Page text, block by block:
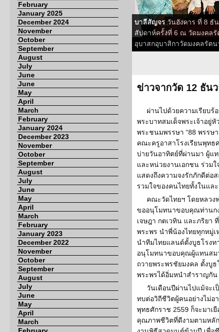
February
January 2025
December 2024
November
October
September
August
July
June
June
May
April
March
February
January 2024
December 2023
November
October
September
August
July
June
May
April
March
February
January 2023
December 2022
November
October
September
August
July
June
May
April
March
บาลีสัญจรวันอังคาร ที่ 8 ธั
สัปดาห์ครั้งที่ 6 ณ วัดมงคลรั
อุบาสกอุบาสิกาวัดมงคลรัต
ข่าวจากวัด 12 ธัน
ผ่านไปด้วยความเรียบร้
พระบาทสมเด็จพระเจ้าอยู่
พระชนมพรรษา “88 พรรษ
คณะครูอาสาโรงเรียนพุทธ
บ่ายวันอาทิตย์ที่ผ่านมา ผู้แ
และหน่วยงานเอกชน ร่วมใ
แสดงถึงความจงรักภักดีต่
รวมใจของคนไทยทั้งในแล
คณะวัดไทยฯ โดยหลวง
ขออนุโมทนาขอบคุณท่านก
เจษฎา กตเวทิน และภริยา
พระพร นำพี่น้องไทยทุกหมู่
นำทีมไทยแลนด์ตั้งบูธโรง
อนุโมทนาขอบคุณผู้แทนสม
ถวายพระพรชัยมงคล ตั้งบู
พระพรได้อิ่มหนำสำราญกั
วันเดือนปีผ่านไปแม้จะ
ทบต่อวิถีชีวิตผู้คนอย่างไม่อ
พุทธศักราช 2559 ก็จะมาเ
คุณภาพชีวิตที่ดีงามตามหลั